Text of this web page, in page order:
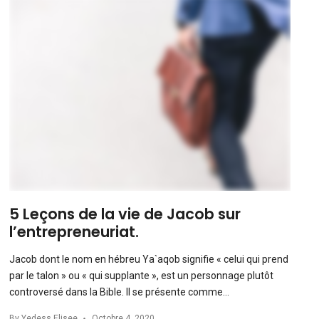
5 Leçons de la vie de Jacob sur
l’entrepreneuriat.
Jacob dont le nom en hébreu Ya`aqob signifie « celui qui prend
par le talon » ou « qui supplante », est un personnage plutôt
controversé dans la Bible. Il se présente comme…